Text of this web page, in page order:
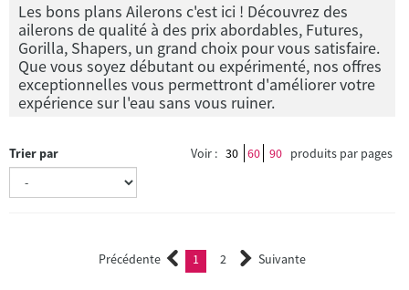
Les bons plans Ailerons c'est ici ! Découvrez des
ailerons de qualité à des prix abordables, Futures,
Gorilla, Shapers, un grand choix pour vous satisfaire.
Que vous soyez débutant ou expérimenté, nos offres
exceptionnelles vous permettront d'améliorer votre
expérience sur l'eau sans vous ruiner.
Trier par Voir : 30 60 90 produits par pages
Précédente 1 (current)
2 Suivante